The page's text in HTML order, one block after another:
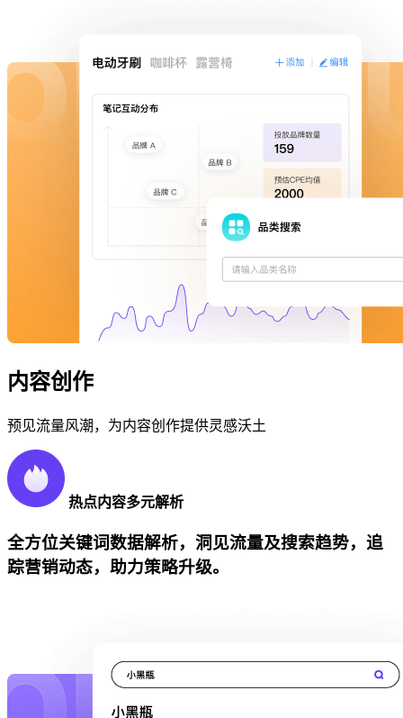
内容创作
预见流量风潮，为内容创作提供灵感沃土
热点内容多元解析
全方位关键词数据解析，洞见流量及搜索趋势，追
踪营销动态，助力策略升级。